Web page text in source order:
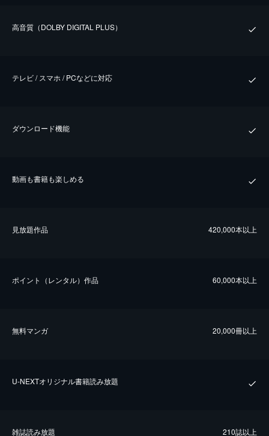
⾼⾳質（DOLBY DIGITAL PLUS）
テレビ / スマホ / PCなどに対応
ダウンロード機能
動画も書籍も楽しめる
⾒放題作品 420,000本以上
ポイント（レンタル）作品 60,000本以上
無料マンガ 20,000冊以上
U-NEXTオリジナル書籍読み放題
雑誌読み放題 210誌以上